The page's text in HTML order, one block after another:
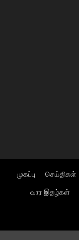
முகப்பு செய்திகள்
வார இதழ்கள்